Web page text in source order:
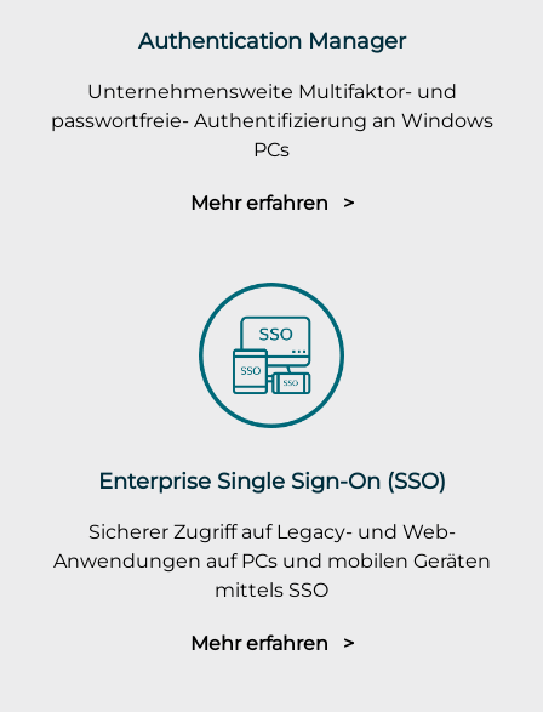
Authentication Manager
Unternehmensweite Multifaktor- und
passwortfreie- Authentifizierung an Windows
PCs
Mehr erfahren >
Enterprise Single Sign-On (SSO)
Sicherer Zugriff auf Legacy- und Web-
Anwendungen auf PCs und mobilen Geräten
mittels SSO
Mehr erfahren >